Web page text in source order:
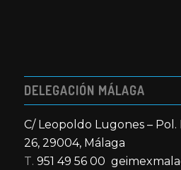
DELEGACIÓN MÁLAGA
C/ Leopoldo Lugones –
26, 29004, Málaga
T. 951 49 56 00